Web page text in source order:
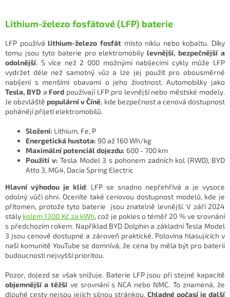
Lithium-železo fosfátové (LFP) baterie
LFP používálithium-železo fosfátmísto niklu nebo kobaltu. Díky
tomu jsou tyto baterie pro elektromobilylevnější, bezpečnější a
odolnější. S více než 2 000 možnými nabíjecími cykly může LFP
vydržet déle než samotný vůz a lze jej použít pro obousměrné
nabíjení s menšími obavami o jeho životnost. Automobilky jako
Tesla, BYD a Ford používají LFP pro levnější nebo městské modely.
Je obzvláštěpopulární v Číně, kde bezpečnost a cenová dostupnost
pohánějí přijetí elektromobilů.
Složení: Lithium, Fe, P
Energetická hustota: 90 až 160 Wh/kg
Maximální potenciál dojezdu: 600 - 700 km
Použití v: Tesla Model 3 s pohonem zadních kol (RWD), BYD
Atto 3, MG4, Dacia Spring Electric
Hlavní výhodou je klid: LFP se snadno nepřehřívá a je vysoce
odolný vůči ohni. Oceníte také cenovou dostupnost modelů, kde je
přítomen, protože tyto baterie jsou znatelně levnější. V září 2024
stály kolem 1300 Kč za kWh, což je pokles o téměř 20 % ve srovnání
s předchozím rokem. Například BYD Dolphin a základní Tesla Model
3 jsou cenově dostupné a zároveň praktické. Polovina hlasujících v
naší komunitě YouTube se domnívá, že cena by měla být pro baterii
budoucnosti nejvyšší prioritou.
Pozor, dojezd se však snižuje. Baterie LFP jsou při stejné kapacitě
objemnější a těžšíve srovnání s NCA nebo NMC. To znamená, že
dlouhé cesty nejsou jejich silnou stránkou. Chladné počasí je další